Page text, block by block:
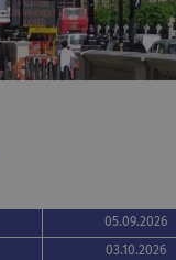
05.09.2026
03.10.2026